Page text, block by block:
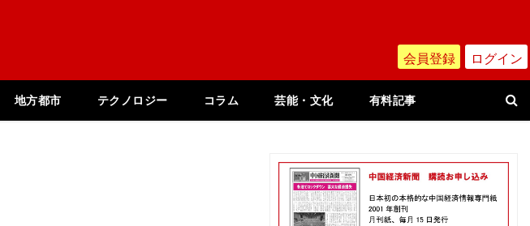
会員登録 ログイン
地方都市 テクノロジー コラム 芸能・文化 有料記事